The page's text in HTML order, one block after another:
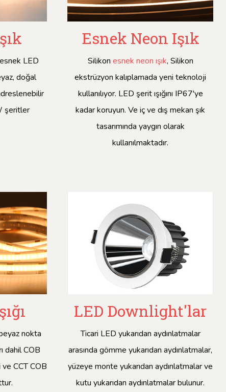
LED
doğal
şeritler
Esnek Neon Işık
Silikon esnek neon ışık, Silikon
ekstrüzyon kalıplamada yeni teknoloji
kullanılıyor. LED şerit ışığını IP67'ye
kadar koruyun. Ve iç ve dış mekan şık
tasarımında yaygın olarak
kullanılmaktadır.
nokta
dahil COB
ve CCT COB
LED Downlight'lar
Ticari LED yukarıdan aydınlatmalar
arasında gömme yukarıdan aydınlatmalar,
yüzeye monte yukarıdan aydınlatmalar ve
kutu yukarıdan aydınlatmalar bulunur.